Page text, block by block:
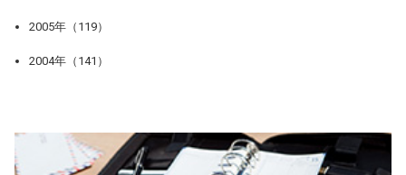
2005年（119）
2004年（141）